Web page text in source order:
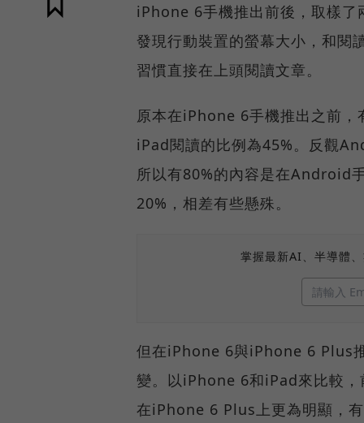
iPhone 6手機推出前後，取樣了
發現行動裝置的螢幕大小，和閱
習慣直接在上頭閱讀文章。
原本在iPhone 6手機推出之前
iPad閱讀的比例為45%。反觀
所以有80%的內容是在Android
20%，相差有些懸殊。
掌握最新AI、半導體
但在iPhone 6與iPhone 6 Plus
變。以iPhone 6和iPad來比較，
在iPhone 6 Plus上更為明顯，